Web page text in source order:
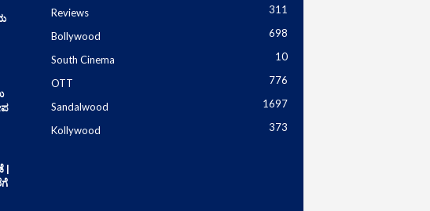
|
Reviews 311
Bollywood 698
South Cinema 10
OTT 776
Sandalwood 1697
Kollywood 373